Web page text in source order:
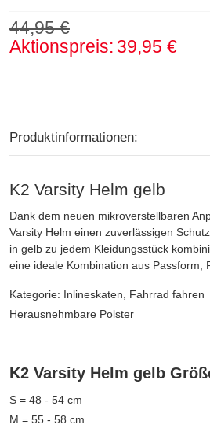
44,95 €
Aktionspreis: 39,95 €
Produktinformationen:
K2 Varsity Helm gelb
Dank dem neuen mikroverstellbaren
Varsity Helm einen zuverlässigen
in gelb zu jedem Kleidungsstück
eine ideale Kombination aus Passform,
Kategorie: Inlineskaten, Fahrrad fahren
Herausnehmbare Polster
K2 Varsity Helm gelb
S = 48 - 54 cm
M = 55 - 58 cm